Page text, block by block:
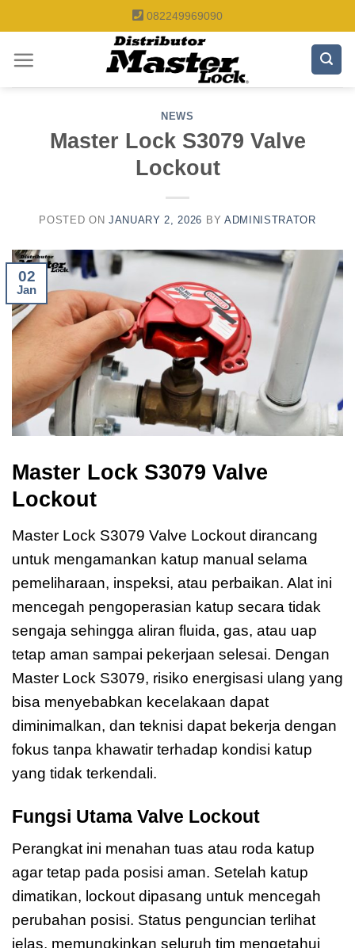
to
content
082249969090
NEWS
Master Lock S3079 Valve
Lockout
POSTED ONJANUARY 2, 2026 BY ADMINISTRATOR
02
Jan
Master Lock S3079 Valve
Lockout
Master Lock S3079 Valve Lockout dirancang
untuk mengamankan katup manual selama
pemeliharaan, inspeksi, atau perbaikan. Alat ini
mencegah pengoperasian katup secara tidak
sengaja sehingga aliran fluida, gas, atau uap
tetap aman sampai pekerjaan selesai. Dengan
Master Lock S3079, risiko energisasi ulang yang
bisa menyebabkan kecelakaan dapat
diminimalkan, dan teknisi dapat bekerja dengan
fokus tanpa khawatir terhadap kondisi katup
yang tidak terkendali.
Fungsi Utama Valve Lockout
Perangkat ini menahan tuas atau roda katup
agar tetap pada posisi aman. Setelah katup
dimatikan, lockout dipasang untuk mencegah
perubahan posisi. Status penguncian terlihat
jelas, memungkinkan seluruh tim mengetahui